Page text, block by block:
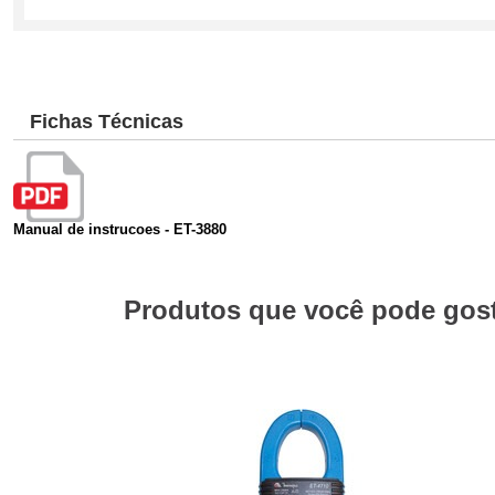
Fichas Técnicas
Manual de instrucoes - ET-3880
Produtos que você pode